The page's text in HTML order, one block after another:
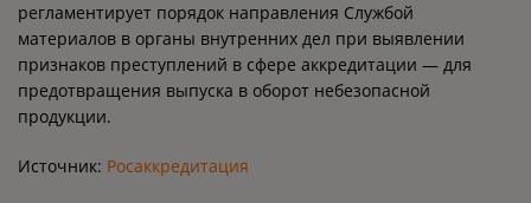
регламентирует порядок направления Службой
материалов в органы внутренних дел при выявлении
признаков преступлений в сфере аккредитации — для
предотвращения выпуска в оборот небезопасной
продукции.
Источник: Росаккредитация